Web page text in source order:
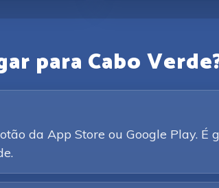
para Cabo
da App Store ou Google Play. É